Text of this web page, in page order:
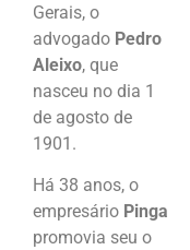
Gerais, o
advogado Pedro
Aleixo, que
nasceu no dia 1
de agosto de
1901.
Há 38 anos, o
empresário Pinga
promovia seu o